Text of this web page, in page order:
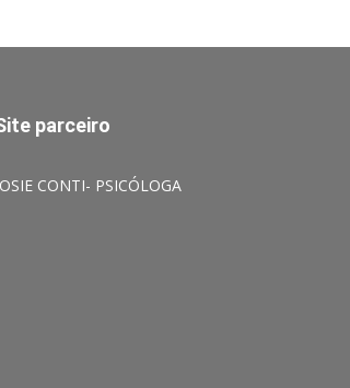
parceiro
CONTI- PSICÓLOGA